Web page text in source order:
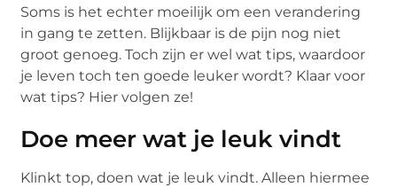
Soms is het echter moeilijk om een verandering
in gang te zetten. Blijkbaar is de pijn nog niet
groot genoeg. Toch zijn er wel wat tips, waardoor
je leven toch ten goede leuker wordt? Klaar voor
wat tips? Hier volgen ze!
Doe meer wat je leuk vindt
Klinkt top, doen wat je leuk vindt. Alleen hiermee